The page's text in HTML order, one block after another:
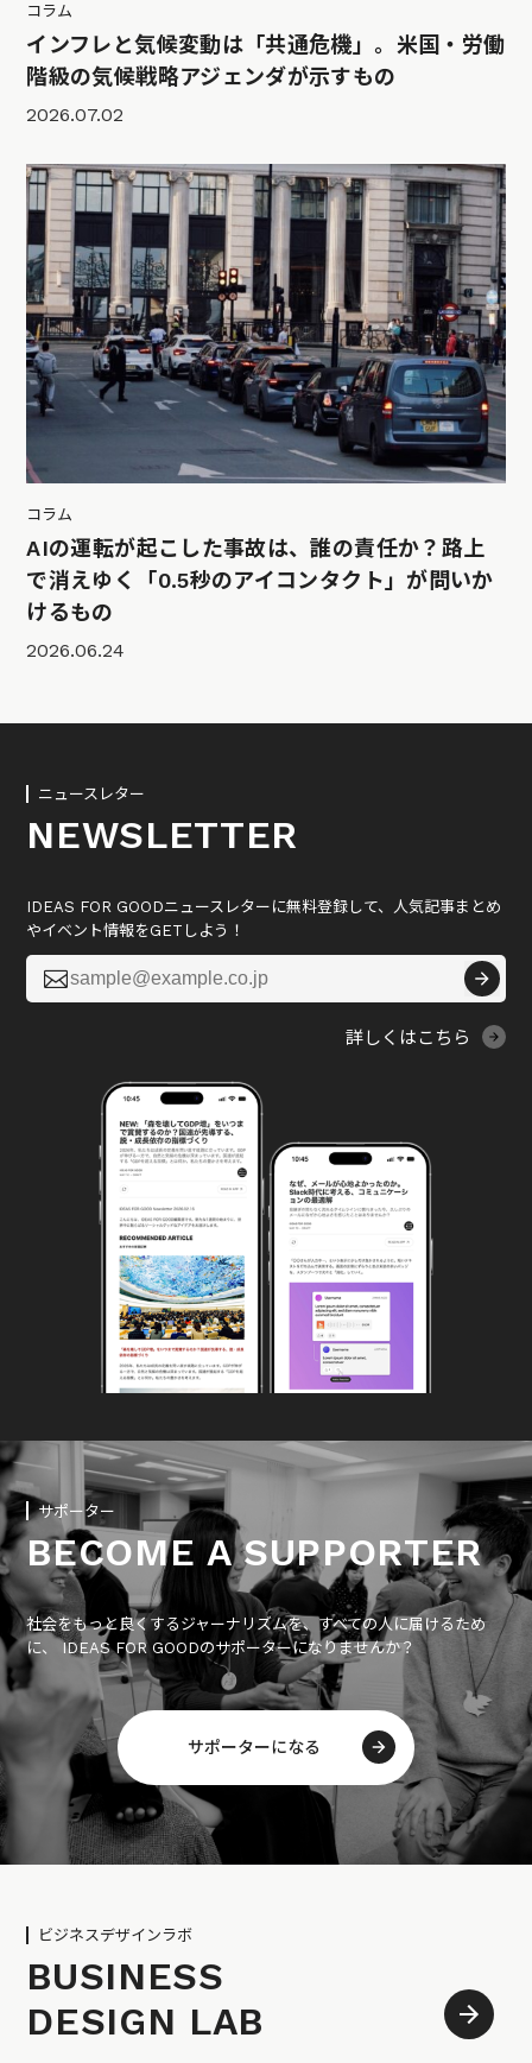
コラム
インフレと気候変動は「共通危機」。米国・労働
階級の気候戦略アジェンダが示すもの
2026.07.02
コラム
AIの運転が起こした事故は、誰の責任か？路上
で消えゆく「0.5秒のアイコンタクト」が問いか
けるもの
2026.06.24
ニュースレター
NEWSLETTER
IDEAS FOR GOODニュースレターに無料登録して、人気記事まとめ
やイベント情報をGETしよう！

詳しくはこちら
サポーター
BECOME A SUPPORTER
社会をもっと良くするジャーナリズムを、すべての人に届けるため
に、 IDEAS FOR GOODのサポーターになりませんか？
サポーターになる
ビジネスデザインラボ
BUSINESS
DESIGN LAB